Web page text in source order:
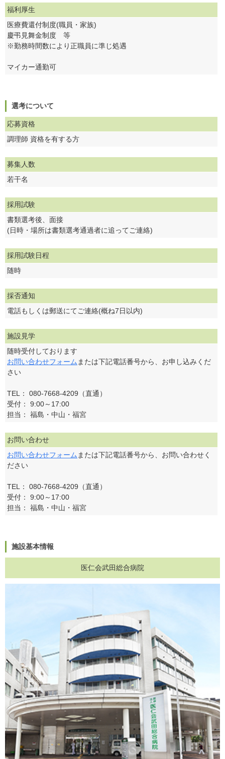
福利厚生
医療費還付制度(職員・家族)
慶弔見舞金制度 等
※勤務時間数により正職員に準じ処遇
マイカー通勤可
選考について
応募資格
調理師 資格を有する方
募集人数
若干名
採用試験
書類選考後、面接
(日時・場所は書類選考通過者に追ってご連絡)
採用試験日程
随時
採否通知
電話もしくは郵送にてご連絡(概ね7日以内)
施設見学
随時受付しております
お問い合わせフォーム または下記電話番号から、お申し込みくだ
さい
TEL： 080-7668-4209（直通）
受付： 9:00～17:00
担当： 福島・中山・福宮
お問い合わせ
お問い合わせフォーム または下記電話番号から、お問い合わせく
ださい
TEL： 080-7668-4209（直通）
受付： 9:00～17:00
担当： 福島・中山・福宮
施設基本情報
医仁会武田総合病院